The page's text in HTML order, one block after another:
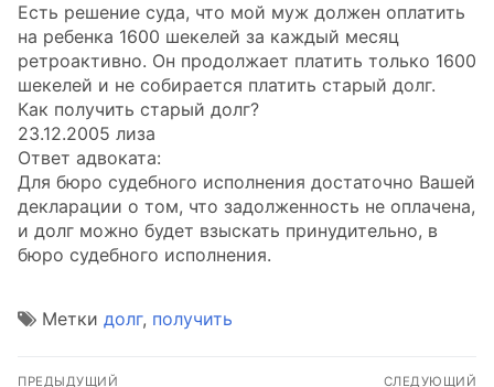
Есть решение суда, что мой муж должен оплатить
на ребенка 1600 шекелей за каждый месяц
ретроактивно. Он продолжает платить только 1600
шекелей и не собирается платить старый долг.
Как получить старый долг?
23.12.2005 лиза
Ответ адвоката:
Для бюро судебного исполнения достаточно Вашей
декларации о том, что задолженность не оплачена,
и долг можно будет взыскать принудительно, в
бюро судебного исполнения.
Метки долг, получить
Навигация
ПРЕДЫДУЩИЙ СЛЕДУЮЩИЙ